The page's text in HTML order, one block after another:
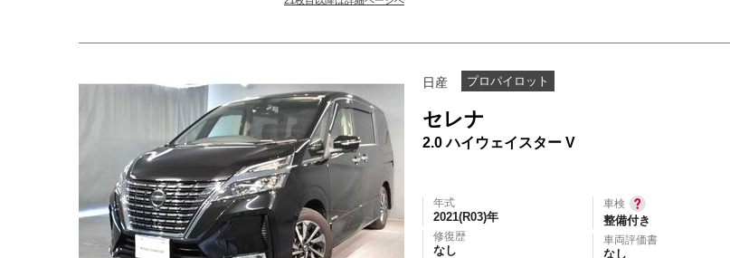
ライフケアビークル(福祉車両)装備仕様
スライドアップシート
車いす用リフター
運転補助装置
クオリティショップ
車両状態証明書あり
今すぐ予約対象
オンライン相談対象 新着物件 修復歴なし
日産 プロパイロット
セレナ
2.0 ハイウェイスター V
年式
2021(R03)年
修復歴
なし
車検
整備付き
車両評価書
なし